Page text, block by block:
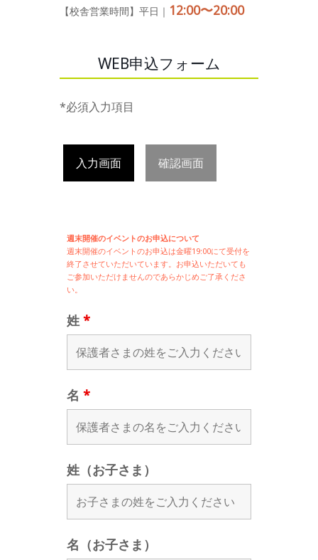
【校舎営業時間】平日｜ 12:00〜20:00
WEB申込フォーム
*必須入力項目
入力画面 確認画面
週末開催のイベントのお申込について
週末開催のイベントのお申込は金曜19:00にて受付を
終了させていただいています。お申込いただいても
ご参加いただけませんのであらかじめご了承くださ
い。
姓 *
名 *
姓（お子さま）
名（お子さま）